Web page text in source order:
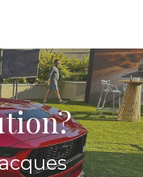
BOUTIQUE